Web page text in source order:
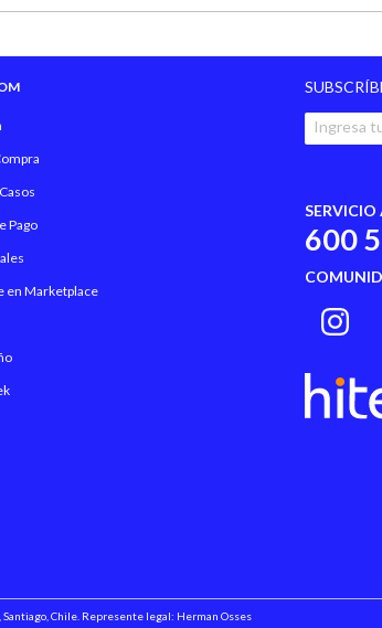
Flash Frontal No
2,4 Ghz, 5 Ghz
Dual SIM
Compañía Liberado
Bluetooth Si
Pago
en Marketplace
SERVICIO
600
Chile. Represente legal: Herman Osses